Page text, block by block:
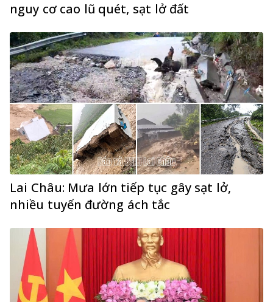
nguy cơ cao lũ quét, sạt lở đất
Lai Châu: Mưa lớn tiếp tục gây sạt lở,
nhiều tuyến đường ách tắc